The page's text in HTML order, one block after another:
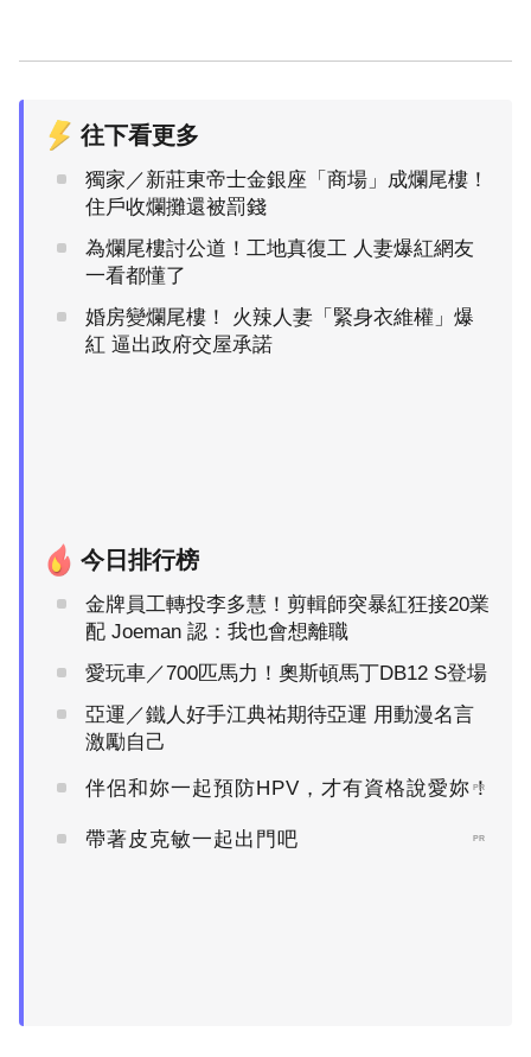
往下看更多
獨家／新莊東帝士金銀座「商場」成爛尾樓！
住戶收爛攤還被罰錢
為爛尾樓討公道！工地真復工 人妻爆紅網友
一看都懂了
婚房變爛尾樓！ 火辣人妻「緊身衣維權」爆
紅 逼出政府交屋承諾
今日排行榜
金牌員工轉投李多慧！剪輯師突暴紅狂接20業
配 Joeman 認：我也會想離職
愛玩車／700匹馬力！奧斯頓馬丁DB12 S登場
亞運／鐵人好手江典祐期待亞運 用動漫名言
激勵自己
伴侶和妳一起預防HPV，才有資格說愛妳！
PR
帶著皮克敏一起出門吧 PR